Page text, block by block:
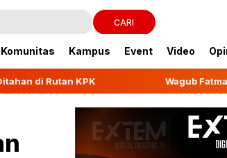
CARI
Komunitas Kampus Event Video
Wagub Fatmawati Rusdi Lepas Ekspor